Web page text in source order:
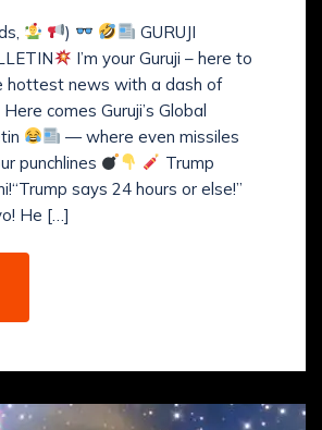
)
GURUJI
I’m your Guruji – here to
hottest news with a dash of
comes Guruji’s Global
— where even missiles
punchlines
Trump
says 24 hours or else!”
He […]